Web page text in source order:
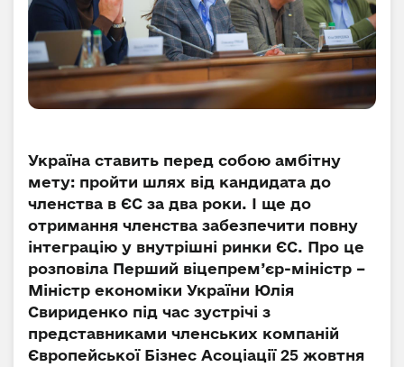
Україна ставить перед собою амбітну
мету: пройти шлях від кандидата до
членства в ЄС за два роки. І ще до
отримання членства забезпечити повну
інтеграцію у внутрішні ринки ЄС. Про це
розповіла Перший віцепрем’єр-міністр –
Міністр економіки України Юлія
Свириденко під час зустрічі з
представниками членських компаній
Європейської Бізнес Асоціації 25 жовтня